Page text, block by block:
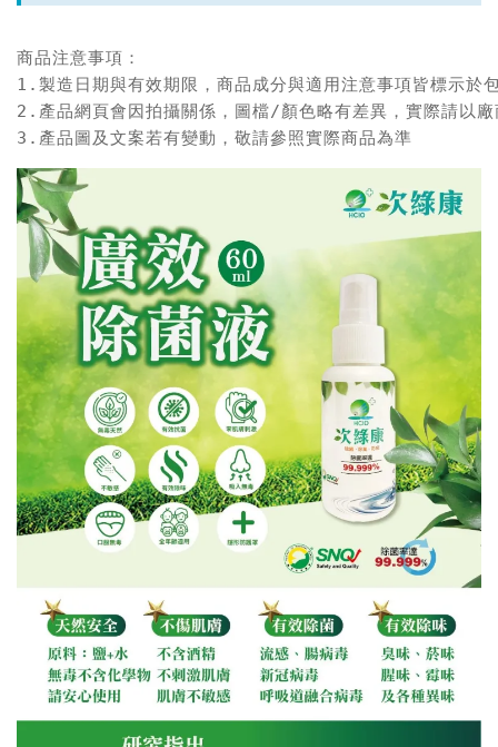
商品注意事項：
1.製造日期與有效期限，商品成分與適用注意事項皆標示於
2.產品網頁會因拍攝關係，圖檔/顏色略有差異，實際請以
3.產品圖及文案若有變動，敬請參照實際商品為準